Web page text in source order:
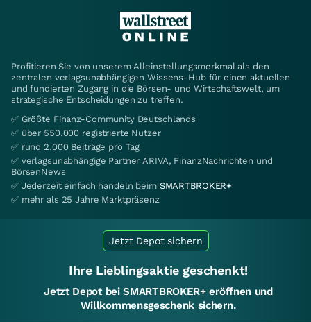
Profitieren Sie von unserem Alleinstellungsmerkmal als den
zentralen verlagsunabhängigen Wissens-Hub für einen aktuellen
und fundierten Zugang in die Börsen- und Wirtschaftswelt, um
strategische Entscheidungen zu treffen.
✅ Größte Finanz-Community Deutschlands
✅ über 550.000 registrierte Nutzer
✅ rund 2.000 Beiträge pro Tag
✅ verlagsunabhängige Partner ARIVA, FinanzNachrichten und
BörsenNews
✅ Jederzeit einfach handeln beim SMARTBROKER+
✅ mehr als 25 Jahre Marktpräsenz
Jetzt Depot sichern
Ihre Lieblingsaktie geschenkt!
Jetzt Depot bei SMARTBROKER+ eröffnen und
Willkommensgeschenk sichern.